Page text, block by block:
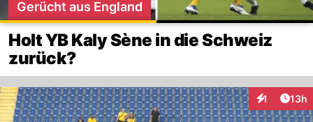
Gerücht aus England
Holt YB Kaly Sène in die Schweiz
zurück?
1 13h